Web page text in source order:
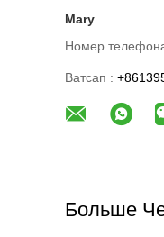
Mary
Номер
Ватсап :
Больше